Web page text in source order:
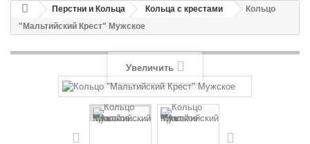
Перстни и Кольца Кольца с крестами
Кольцо
"Мальтийский Крест" Мужское
Увеличить